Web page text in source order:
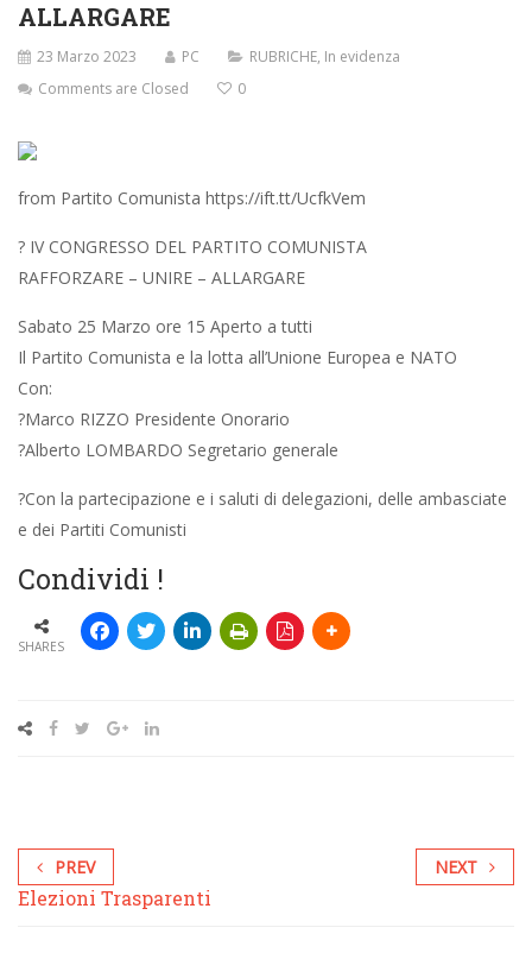
ALLARGARE
23 Marzo 2023 PC RUBRICHE, In evidenza
Comments are Closed
0
from Partito Comunista https://ift.tt/UcfkVem
? IV CONGRESSO DEL PARTITO COMUNISTA
RAFFORZARE – UNIRE – ALLARGARE
Sabato 25 Marzo ore 15 Aperto a tutti
Il Partito Comunista e la lotta all’Unione Europea e NATO
Con:
?Marco RIZZO Presidente Onorario
?Alberto LOMBARDO Segretario generale
?Con la partecipazione e i saluti di delegazioni, delle ambasciate
e dei Partiti Comunisti
Condividi !
SHARES
PREV NEXT
Elezioni Trasparenti